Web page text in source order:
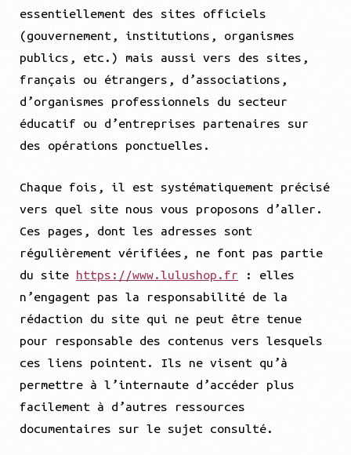
essentiellement des sites officiels
(gouvernement, institutions, organismes
publics, etc.) mais aussi vers des sites,
français ou étrangers, d’associations,
d’organismes professionnels du secteur
éducatif ou d’entreprises partenaires sur
des opérations ponctuelles.
Chaque fois, il est systématiquement précisé
vers quel site nous vous proposons d’aller.
Ces pages, dont les adresses sont
régulièrement vérifiées, ne font pas partie
du site https://www.lulushop.fr : elles
n’engagent pas la responsabilité de la
rédaction du site qui ne peut être tenue
pour responsable des contenus vers lesquels
ces liens pointent. Ils ne visent qu’à
permettre à l’internaute d’accéder plus
facilement à d’autres ressources
documentaires sur le sujet consulté.